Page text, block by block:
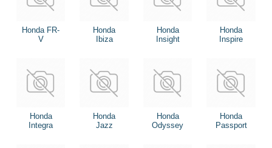
Honda FR-
V
Honda
Ibiza
Honda
Insight
Honda
Inspire
Honda
Integra
Honda
Jazz
Honda
Odyssey
Honda
Passport